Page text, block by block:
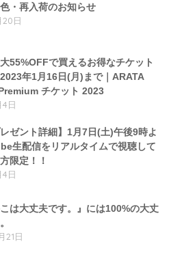
・再入荷のお知らせ
20日
55%OFFで買えるお得なチケット
年1月16日(月)まで｜ARATA
チケット 2023
4日
レゼント詳細】1月7日(土)午後9時よ
生配信をリアルタイムで視聴して
限定！！
4日
こは大丈夫です。』には100%の大丈
21日